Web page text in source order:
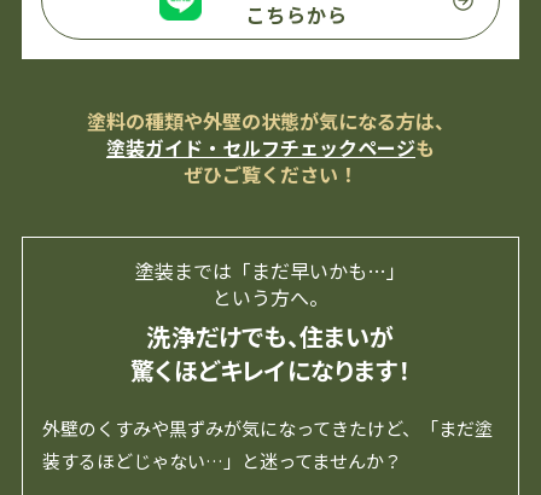
こちらから
塗料の種類や外壁の状態が気になる方は、
塗装ガイド・セルフチェックページも
ぜひご覧ください！
塗装までは「まだ早いかも…」
という方へ。
洗浄だけでも、住まいが
驚くほどキレイになります！
外壁のくすみや黒ずみが気になってきたけど、「まだ塗
装するほどじゃない…」と迷ってませんか？